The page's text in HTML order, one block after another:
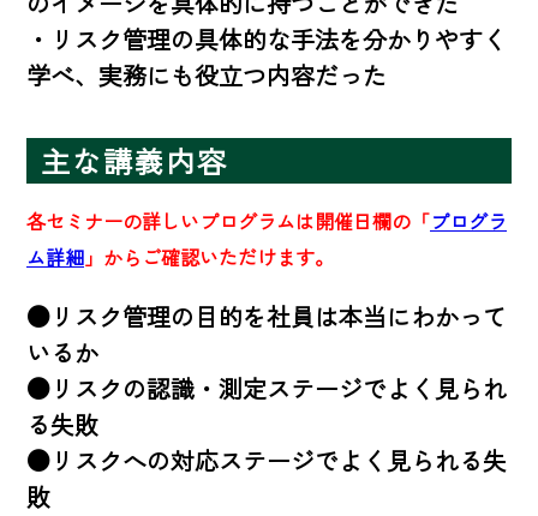
・リスク管理の具体的な手法を分かりやすく
学べ、実務にも役立つ内容だった
主な講義内容
各セミナーの詳しいプログラムは開催日欄の「プログラ
ム詳細」からご確認いただけます。
●リスク管理の目的を社員は本当にわかって
いるか
●リスクの認識・測定ステージでよく見られ
る失敗
●リスクへの対応ステージでよく見られる失
敗